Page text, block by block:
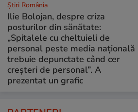
Știri România
Ilie Bolojan, despre criza
posturilor din sănătate:
„Spitalele cu cheltuieli de
personal peste media națională
trebuie depunctate când cer
creșteri de personal”. A
prezentat un grafic